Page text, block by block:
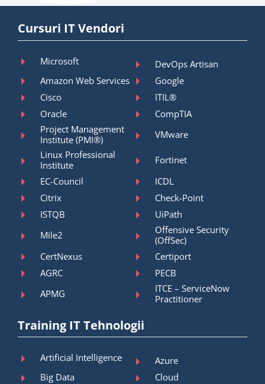
Cursuri IT Vendori
Microsoft
DevOps Artisan
Amazon Web Services
Google
Cisco
ITIL®
Oracle
CompTIA
Project Management
Institute (PMI®)
VMware
Linux Professional
Institute
Fortinet
EC-Council
ICDL
Citrix
Check-Point
ISTQB
UiPath
Mile2
Offensive Security
(OffSec)
CertNexus
Certiport
AGRC
PECB
APMG
ITCE – ServiceNow
Practitioner
Training IT Tehnologii
Artificial Intelligence
Azure
Big Data
Cloud